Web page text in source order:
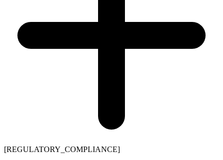
[REGULATORY_COMPLIANCE]